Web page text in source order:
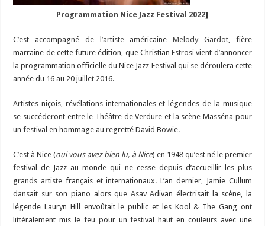
Programmation Nice Jazz Festival 2022]
C’est accompagné de l’artiste américaineMelody Gardot, fière
marraine de cette future édition, que Christian Estrosi vient d’annoncer
la programmation officielle du Nice Jazz Festival qui se déroulera cette
année du 16 au 20 juillet 2016.
Artistes niçois, révélations internationales et légendes de la musique
se succéderont entre le Théâtre de Verdure et la scène Masséna pour
un festival en hommage au regretté David Bowie.
C’est à Nice (oui vous avez bien lu, à Nice) en 1948 qu’est né le premier
festival de Jazz au monde qui ne cesse depuis d’accueillir les plus
grands artiste français et internationaux. L’an dernier, Jamie Cullum
dansait sur son piano alors que Asav Adivan électrisait la scène, la
légende Lauryn Hill envoûtait le public et les Kool & The Gang ont
littéralement mis le feu pour un festival haut en couleurs avec une